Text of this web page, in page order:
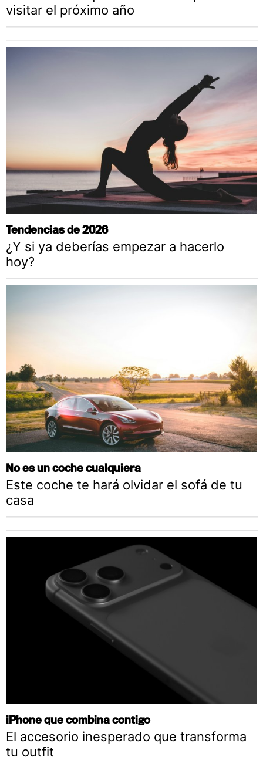
visitar el próximo año
Tendencias de 2026
¿Y si ya deberías empezar a hacerlo
hoy?
No es un coche cualquiera
Este coche te hará olvidar el sofá de tu
casa
iPhone que combina contigo
El accesorio inesperado que transforma
tu outfit